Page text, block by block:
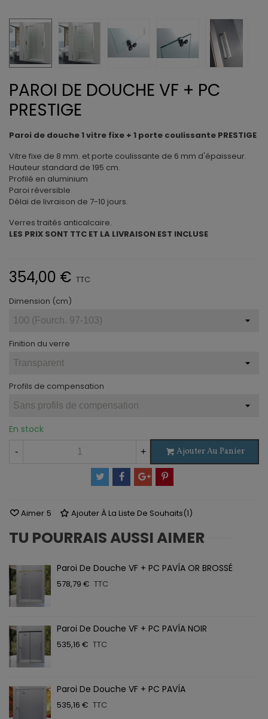
PAROI DE DOUCHE VF + PC
PRESTIGE
Paroi de douche 1 vitre fixe + 1 porte coulissante PRESTIGE
Vitre fixe de 8 mm. et porte coulissante de 6 mm d'épaisseur.
Hauteur standard de 195 cm.
Profilé en aluminium
Paroi réversible
Délai de livraison de 7-10 jours.
Verres traités anticalcaire.
LES PRIX SONT TTC ET LA LIVRAISON EST INCLUSE
354,00 € TTC
Dimension (cm)
Finition du verre
Profils de compensation
En stock
- + Ajouter Au Panier
Aimer 5 Ajouter À La Liste De Souhaits(1)
TU POURRAIS AUSSI AIMER
Paroi De Douche VF + PC PAVÍA OR BROSSÉ
578,79 € TTC
Paroi De Douche VF + PC PAVÍA NOIR
535,16 € TTC
Paroi De Douche VF + PC PAVÍA
535,16 € TTC